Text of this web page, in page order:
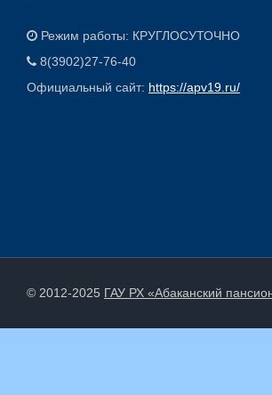
Режим работы: КРУГЛОСУТОЧНО
8(3902)27-76-40
Официальный сайт: https://apv19.ru/
© 2012-2025 ГАУ РХ «Абаканский